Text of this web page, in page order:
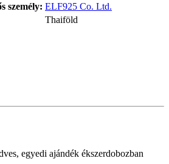
személy: ELF925 Co. Ltd.
Thaiföld
egyedi ajándék ékszerdobozban